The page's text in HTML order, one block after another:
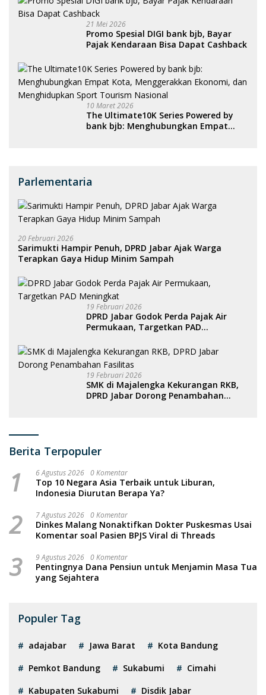
21 Mei 2026
Promo Spesial DIGI bank bjb, Bayar
Pajak Kendaraan Bisa Dapat Cashback
10 Maret 2026
The Ultimate10K Series Powered by
bank bjb: Menghubungkan Empat
Parlementaria
20 Februari 2026
Sarimukti Hampir Penuh, DPRD Jabar Ajak Warga
Terapkan Gaya Hidup Minim Sampah
19 Februari 2026
DPRD Jabar Godok Perda Pajak Air
Permukaan, Targetkan PAD
19 Februari 2026
SMK di Majalengka Kekurangan RKB,
DPRD Jabar Dorong Penambahan
Berita Terpopuler
1 6 Agustus 2026 0 Komentar
Top 10 Negara Asia Terbaik untuk Liburan,
Indonesia Diurutan Berapa Ya?
2 7 Agustus 2026 0 Komentar
Dinkes Malang Nonaktifkan Dokter Puskesmas Usai
Komentar soal Pasien BPJS Viral di Threads
3 9 Agustus 2026 0 Komentar
Pentingnya Dana Pensiun untuk Menjamin Masa Tua
yang Sejahtera
Populer Tag
adajabar Jawa Barat
Kota Bandung
Pemkot Bandung
Sukabumi
Cimahi
Kabupaten Sukabumi
Disdik Jabar